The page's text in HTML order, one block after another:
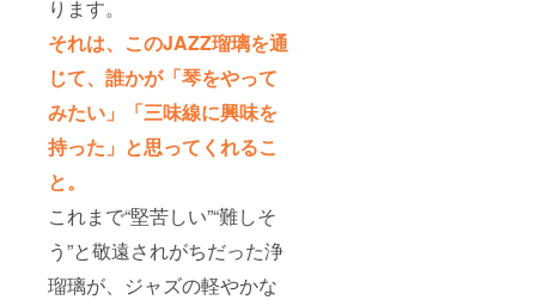
ります。
それは、このJAZZ瑠璃を通
じて、誰かが「琴をやって
みたい」「三味線に興味を
持った」と思ってくれるこ
と。
これまで“堅苦しい”“難しそ
う”と敬遠されがちだった浄
瑠璃が、ジャズの軽やかな